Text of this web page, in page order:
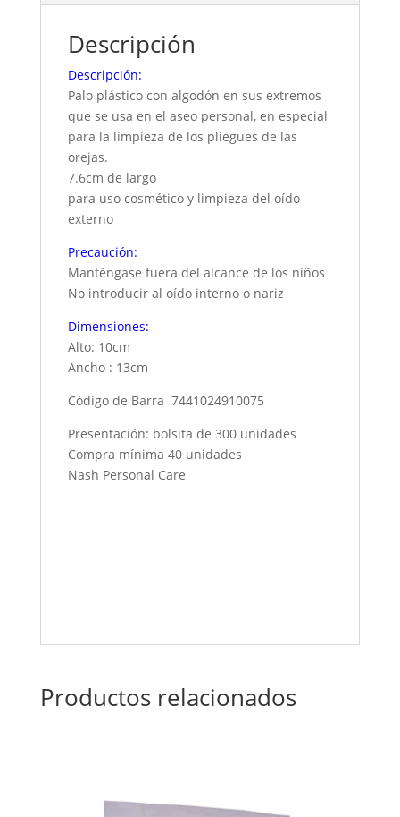
Descripción
Descripción:
Palo plástico con algodón en sus extremos
que se usa en el aseo personal, en especial
para la limpieza de los pliegues de las
orejas.
7.6cm de largo
para uso cosmético y limpieza del oído
externo
Precaución:
Manténgase fuera del alcance de los niños
No introducir al oído interno o nariz
Dimensiones:
Alto: 10cm
Ancho : 13cm
Código de Barra 7441024910075
Presentación: bolsita de 300 unidades
Compra mínima 40 unidades
Nash Personal Care
Productos relacionados